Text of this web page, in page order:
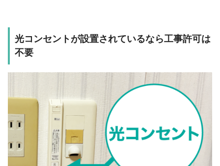
光コンセントが設置されているなら工事許可は
不要